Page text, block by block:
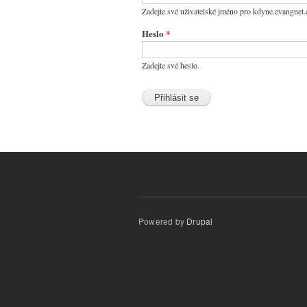
Zadejte své uživatelské jméno pro
Heslo *
Zadejte své heslo.
Powered by Drupal